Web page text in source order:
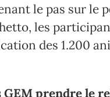
le pas sur le
les
des 1.200
prendre le